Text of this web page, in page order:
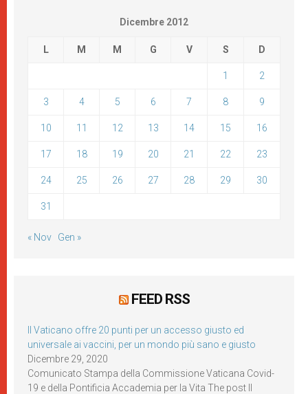
Dicembre 2012
L M M G V S D
1 2
3 4 5 6 7 8 9
10 11 12 13 14 15 16
17 18 19 20 21 22 23
24 25 26 27 28 29 30
31
« Nov Gen »
FEED RSS
Il Vaticano offre 20 punti per un accesso giusto ed
universale ai vaccini, per un mondo più sano e giusto
Dicembre 29, 2020
Comunicato Stampa della Commissione Vaticana Covid-
19 e della Pontificia Accademia per la Vita The post Il